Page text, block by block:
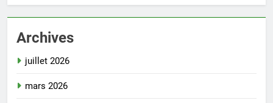
Archives
juillet 2026
mars 2026